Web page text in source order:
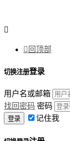

 回顶部
切换注册登录
用户名或邮箱
找回密码 密码
记住我